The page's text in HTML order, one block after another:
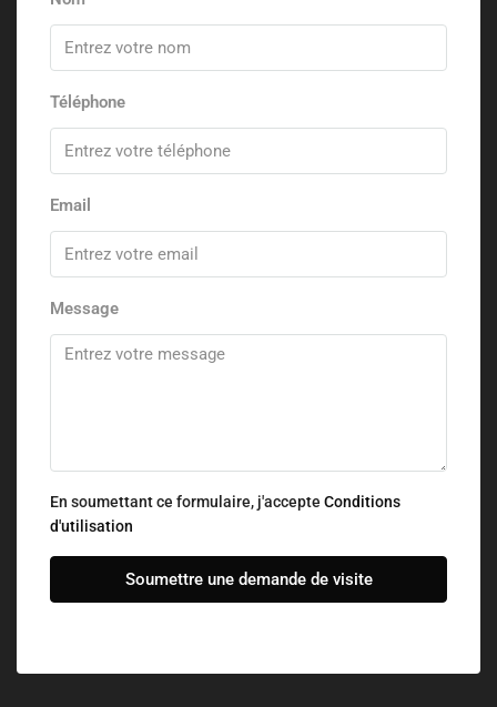
Téléphone
Email
Message
En soumettant ce formulaire, j'accepte Conditions
d'utilisation
Soumettre une demande de visite